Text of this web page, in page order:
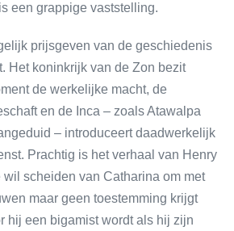
een grappige vaststelling.
prijsgeven van de geschiedenis
Het koninkrijk van de Zon bezit
de werkelijke macht, de
en de Inca – zoals Atawalpa
– introduceert daadwerkelijk
Prachtig is het verhaal van Henry
scheiden van Catharina om met
maar geen toestemming krijgt
hij een bigamist wordt als hij zijn